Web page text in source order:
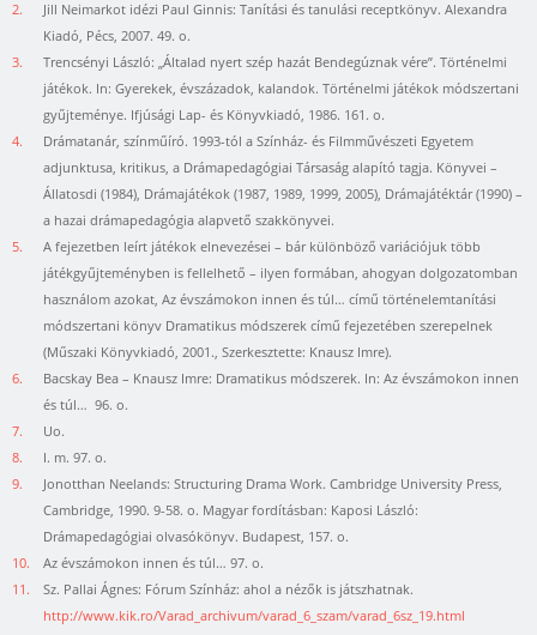
2.
Jill Neimarkot idézi Paul Ginnis: Tanítási és tanulási receptkönyv. Alexandra
Kiadó, Pécs, 2007. 49. o.
3.
Trencsényi László: „Általad nyert szép hazát Bendegúznak vére”. Történelmi
játékok. In: Gyerekek, évszázadok, kalandok. Történelmi játékok módszertani
gyűjteménye. Ifjúsági Lap- és Könyvkiadó, 1986. 161. o.
4.
Drámatanár, színműíró. 1993-tól a Színház- és Filmművészeti Egyetem
adjunktusa, kritikus, a Drámapedagógiai Társaság alapító tagja. Könyvei –
Állatosdi (1984), Drámajátékok (1987, 1989, 1999, 2005), Drámajátéktár (1990) –
a hazai drámapedagógia alapvető szakkönyvei.
5.
A fejezetben leírt játékok elnevezései – bár különböző variációjuk több
játékgyűjteményben is fellelhető – ilyen formában, ahogyan dolgozatomban
használom azokat, Az évszámokon innen és túl… című történelemtanítási
módszertani könyv Dramatikus módszerek című fejezetében szerepelnek
(Műszaki Könyvkiadó, 2001., Szerkesztette: Knausz Imre).
6.
Bacskay Bea – Knausz Imre: Dramatikus módszerek. In: Az évszámokon innen
és túl… 96. o.
7.
Uo.
8.
I. m. 97. o.
9.
Jonotthan Neelands: Structuring Drama Work. Cambridge University Press,
Cambridge, 1990. 9-58. o. Magyar fordításban: Kaposi László:
Drámapedagógiai olvasókönyv. Budapest, 157. o.
10.
Az évszámokon innen és túl… 97. o.
11.
Sz. Pallai Ágnes: Fórum Színház: ahol a nézők is játszhatnak.
http://www.kik.ro/Varad_archivum/varad_6_szam/varad_6sz_19.html